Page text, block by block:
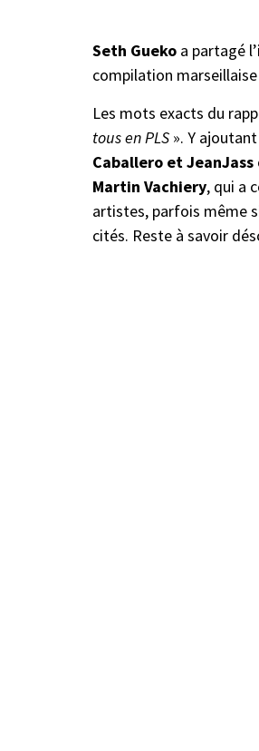
Seth Gueko a partagé
compilation marseillaise
Les mots exacts du
tous en PLS ». Y
Caballero et JeanJass
Martin Vachiery, qui a
artistes, parfois même
cités. Reste à savoir